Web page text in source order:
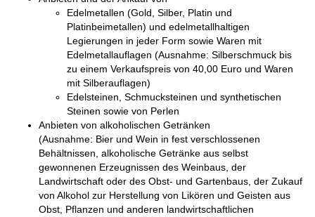
Edelmetallen (Gold, Silber, Platin und
Platinbeimetallen) und edelmetallhaltigen
Legierungen in jeder Form sowie Waren mit
Edelmetallauflagen (Ausnahme: Silberschmuck bis
zu einem Verkaufspreis von 40,00 Euro und Waren
mit Silberauflagen)
Edelsteinen, Schmucksteinen und synthetischen
Steinen sowie von Perlen
Anbieten von alkoholischen Getränken
(Ausnahme: Bier und Wein in fest verschlossenen
Behältnissen, alkoholische Getränke aus selbst
gewonnenen Erzeugnissen des Weinbaus, der
Landwirtschaft oder des Obst- und Gartenbaus, der Zukauf
von Alkohol zur Herstellung von Likören und Geisten aus
Obst, Pflanzen und anderen landwirtschaftlichen